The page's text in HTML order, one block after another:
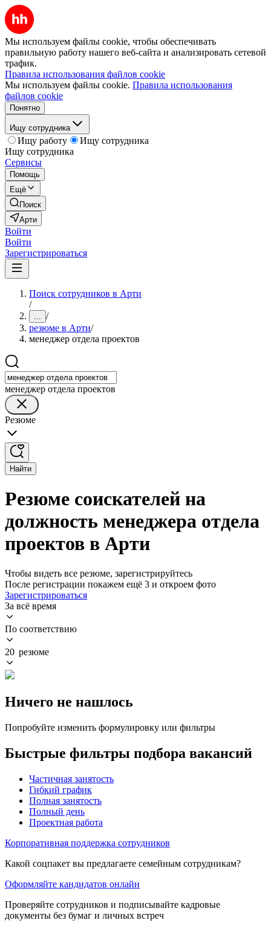
Мы используем файлы cookie, чтобы обеспечивать
правильную работу нашего веб-сайта и анализировать сетевой
трафик.
Правила использования файлов cookie
Мы используем файлы cookie. Правила использования
файлов cookie
Понятно
Ищу сотрудника
Ищу работу
Ищу сотрудника
Ищу сотрудника
Сервисы
Помощь
Ещё
Поиск
Арти
Войти
Войти
Зарегистрироваться
Поиск сотрудников в Арти
/
... /
резюме в Арти/
менеджер отдела проектов
менеджер отдела проектов
Резюме
Найти
Резюме соискателей на
должность менеджера отдела
проектов в Арти
Чтобы видеть все резюме, зарегистрируйтесь
После регистрации покажем ещё 3 и откроем фото
Зарегистрироваться
За всё время
По соответствию
20 резюме
Ничего не нашлось
Попробуйте изменить формулировку или фильтры
Быстрые фильтры подбора вакансий
Частичная занятость
Гибкий график
Полная занятость
Полный день
Проектная работа
Корпоративная поддержка сотрудников
Какой соцпакет вы предлагаете семейным сотрудникам?
Оформляйте кандидатов онлайн
Проверяйте сотрудников и подписывайте кадровые
документы без бумаг и личных встреч